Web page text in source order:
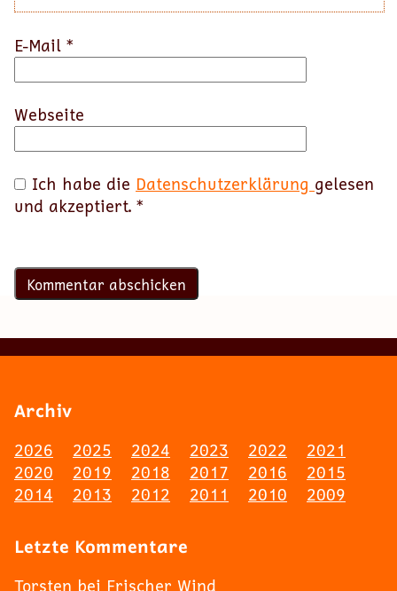
E-Mail *
Webseite
Ich habe die Datenschutzerklärung gelesen
und akzeptiert. *
Archiv
2026 2025 2024 2023 2022
2021
2020
2019 2018 2017 2016
2015
2014
2013 2012 2011 2010 2009
Letzte Kommentare
Torsten bei Frischer Wind